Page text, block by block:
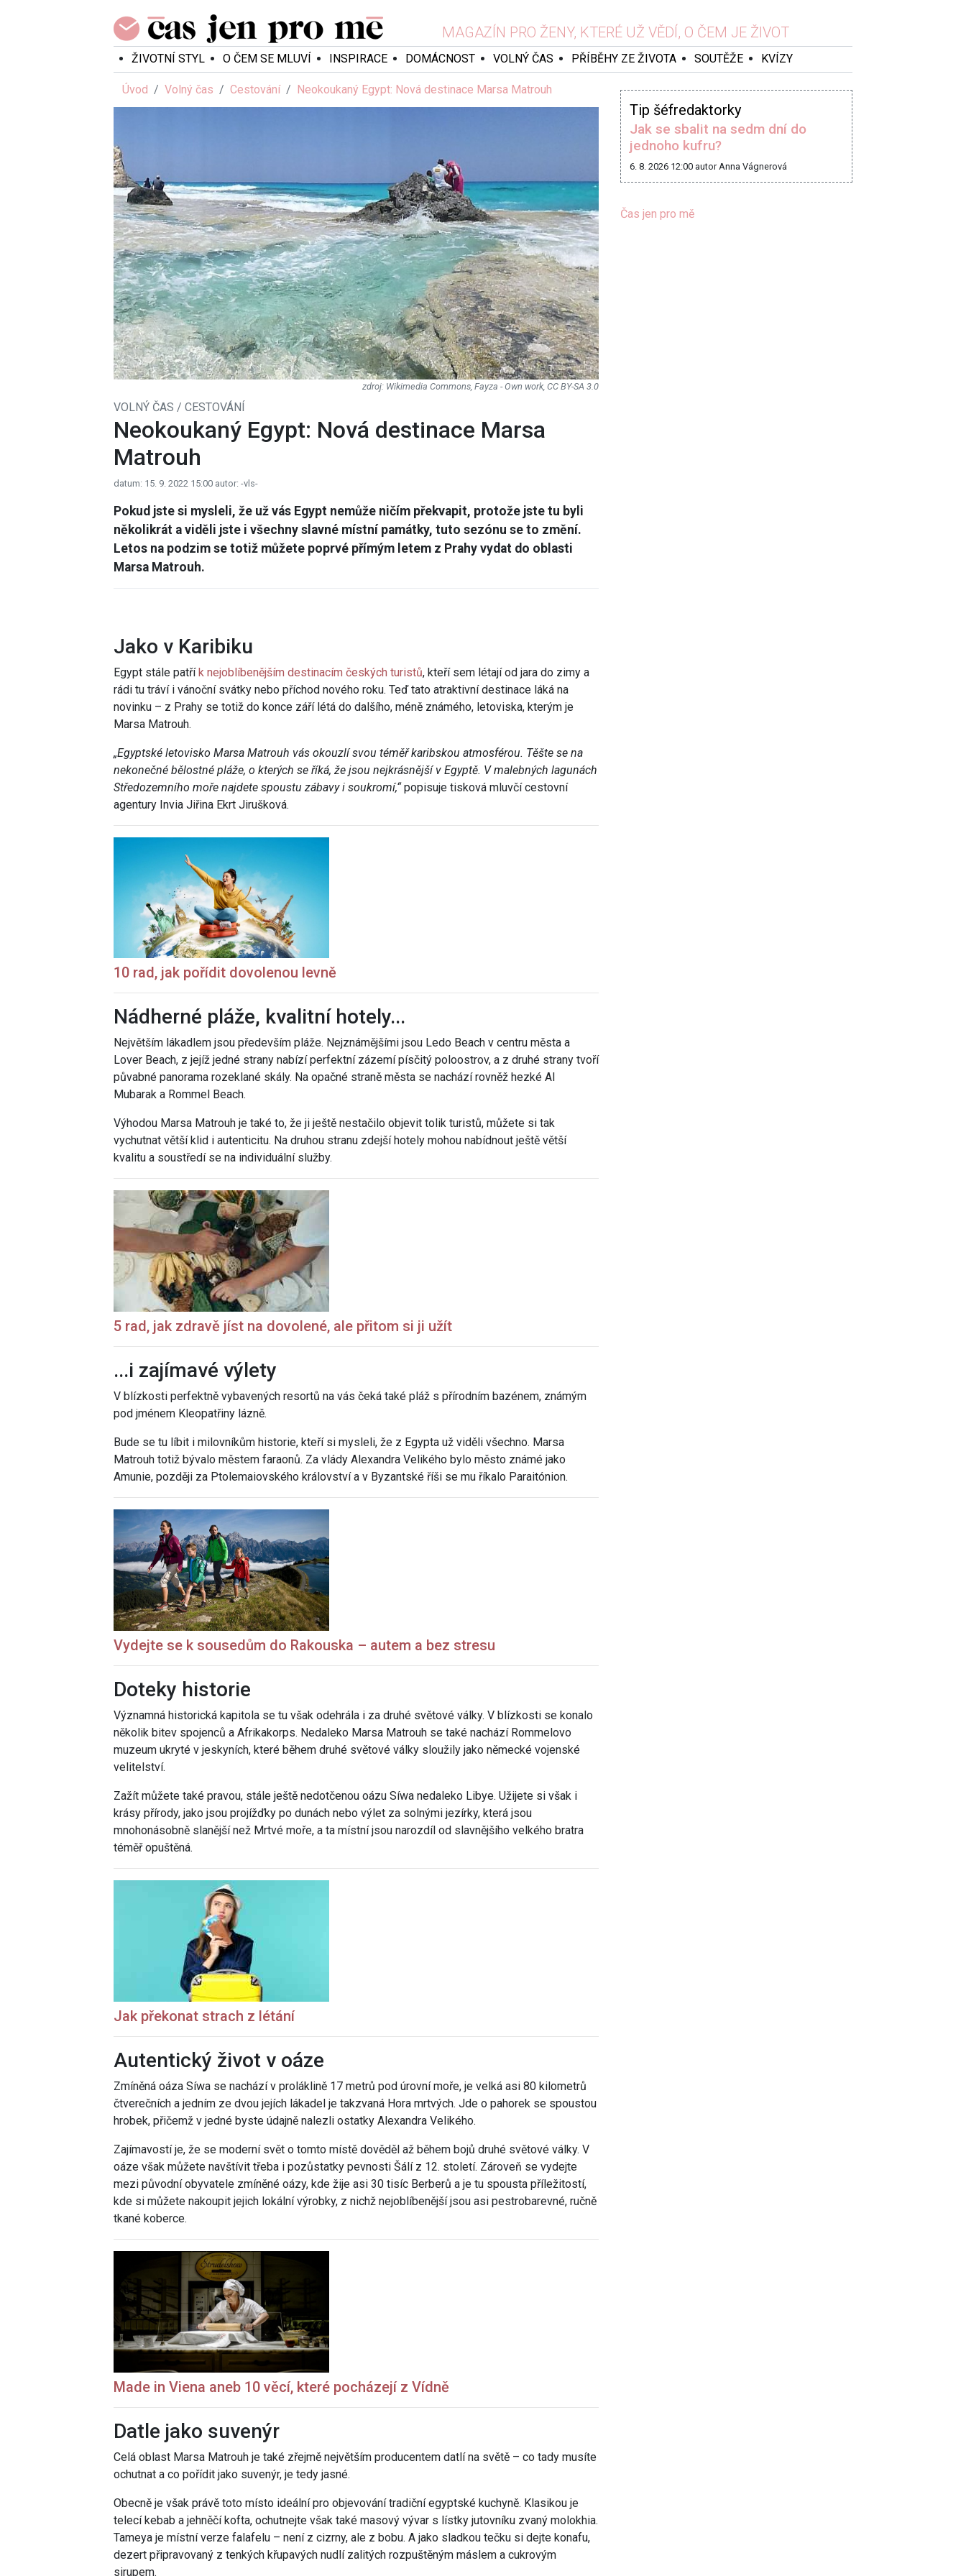
MAGAZÍN PRO ŽENY, KTERÉ UŽ VĚDÍ, O ČEM JE ŽIVOT
ŽIVOTNÍ STYL O ČEM SE MLUVÍ INSPIRACE DOMÁCNOST VOLNÝ ČAS PŘÍBĚHY ZE ŽIVOTA SOUTĚŽE KVÍZY
Úvod Volný čas Cestování Neokoukaný Egypt: Nová destinace Marsa Matrouh
Wikimedia Commons, Fayza - Own work, CC BY-SA 3.0
VOLNÝ ČAS / CESTOVÁNÍ
Neokoukaný Egypt: Nová destinace Marsa
Matrouh
datum: 15. 9. 2022 15:00 autor: -vls-
Pokud jste si mysleli, že už vás Egypt nemůže ničím překvapit, protože jste tu byli
několikrát a viděli jste i všechny slavné místní památky, tuto sezónu se to změní.
Letos na podzim se totiž můžete poprvé přímým letem z Prahy vydat do oblasti
Marsa Matrouh.
Jako v Karibiku
Egypt stále patřík nejoblíbenějším destinacím českých turistů, kteří sem létají od jara do zimy a
rádi tu tráví i vánoční svátky nebo příchod nového roku. Teď tato atraktivní destinace láká na
novinku – z Prahy se totiž do konce září létá do dalšího, méně známého, letoviska, kterým je
Marsa Matrouh.
„Egyptské letovisko Marsa Matrouh vás okouzlí svou téměř karibskou atmosférou. Těšte se na
nekonečné bělostné pláže, o kterých se říká, že jsou nejkrásnější v Egyptě. V malebných lagunách
Středozemního moře najdete spoustu zábavy i soukromí,“popisuje tisková mluvčí cestovní
agentury Invia Jiřina Ekrt Jirušková.
10 rad, jak pořídit dovolenou levně
Nádherné pláže, kvalitní hotely...
Největším lákadlem jsou především pláže. Nejznámějšími jsou Ledo Beach v centru města a
Lover Beach, z jejíž jedné strany nabízí perfektní zázemí písčitý poloostrov, a z druhé strany tvoří
půvabné panorama rozeklané skály. Na opačné straně města se nachází rovněž hezké Al
Mubarak a Rommel Beach.
Výhodou Marsa Matrouh je také to, že ji ještě nestačilo objevit tolik turistů, můžete si tak
vychutnat větší klid i autenticitu. Na druhou stranu zdejší hotely mohou nabídnout ještě větší
kvalitu a soustředí se na individuální služby.
5 rad, jak zdravě jíst na dovolené, ale přitom si ji užít
...i zajímavé výlety
V blízkosti perfektně vybavených resortů na vás čeká také pláž s přírodním bazénem, známým
pod jménem Kleopatřiny lázně.
Bude se tu líbit i milovníkům historie, kteří si mysleli, že z Egypta už viděli všechno. Marsa
Matrouh totiž bývalo městem faraonů. Za vlády Alexandra Velikého bylo město známé jako
Amunie, později za Ptolemaiovského království a v Byzantské říši se mu říkalo Paraitónion.
Vydejte se k sousedům do Rakouska – autem a bez stresu
Doteky historie
Významná historická kapitola se tu však odehrála i za druhé světové války. V blízkosti se konalo
několik bitev spojenců a Afrikakorps. Nedaleko Marsa Matrouh se také nachází Rommelovo
muzeum ukryté v jeskyních, které během druhé světové války sloužily jako německé vojenské
velitelství.
Zažít můžete také pravou, stále ještě nedotčenou oázu Síwa nedaleko Libye. Užijete si však i
krásy přírody, jako jsou projížďky po dunách nebo výlet za solnými jezírky, která jsou
mnohonásobně slanější než Mrtvé moře, a ta místní jsou narozdíl od slavnějšího velkého bratra
téměř opuštěná.
Jak překonat strach z létání
Autentický život v oáze
Zmíněná oáza Síwa se nachází v proláklině 17 metrů pod úrovní moře, je velká asi 80 kilometrů
čtverečních a jedním ze dvou jejích lákadel je takzvaná Hora mrtvých. Jde o pahorek se spoustou
hrobek, přičemž v jedné byste údajně nalezli ostatky Alexandra Velikého.
Zajímavostí je, že se moderní svět o tomto místě dověděl až během bojů druhé světové války. V
oáze však můžete navštívit třeba i pozůstatky pevnosti Šálí z 12. století. Zároveň se vydejte
mezi původní obyvatele zmíněné oázy, kde žije asi 30 tisíc Berberů a je tu spousta příležitostí,
kde si můžete nakoupit jejich lokální výrobky, z nichž nejoblíbenější jsou asi pestrobarevné, ručně
tkané koberce.
Made in Viena aneb 10 věcí, které pocházejí z Vídně
Datle jako suvenýr
Celá oblast Marsa Matrouh je také zřejmě největším producentem datlí na světě – co tady musíte
ochutnat a co pořídit jako suvenýr, je tedy jasné.
Obecně je však právě toto místo ideální pro objevování tradiční egyptské kuchyně. Klasikou je
telecí kebab a jehněčí kofta, ochutnejte však také masový vývar s lístky jutovníku zvaný molokhia.
Tameya je místní verze falafelu – není z cizrny, ale z bobu. A jako sladkou tečku si dejte konafu,
dezert připravovaný z tenkých křupavých nudlí zalitých rozpuštěným máslem a cukrovým
sirupem.
Tip šéfredaktorky
Jak se sbalit na sedm dní do
jednoho kufru?
6. 8. 2026 12:00 autor Anna Vágnerová
Čas jen pro mě